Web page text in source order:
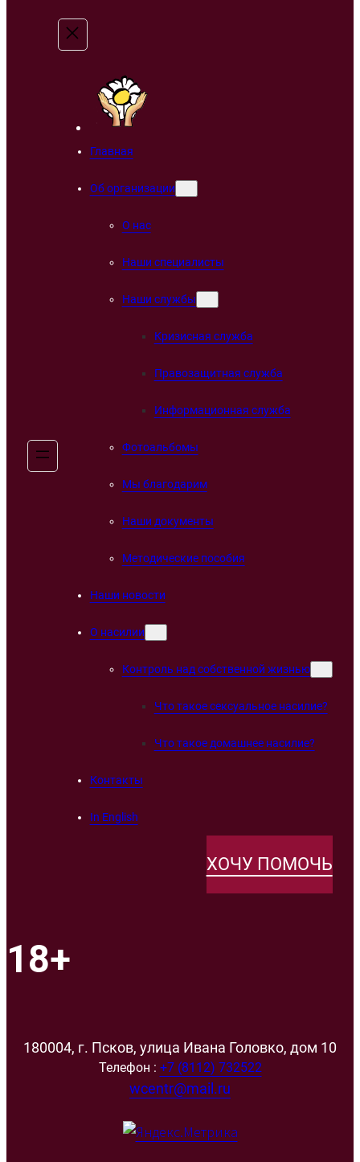
Главная
Об организации
О нас
Наши специалисты
Наши службы
Кризисная служба
Правозащитная служба
Информационная служба
Фотоальбомы
Мы благодарим
Наши документы
Методические пособия
Наши новости
О насилии
Контроль над собственной жизнью
Что такое сексуальное насилие?
Что такое домашнее насилие?
Контакты
In English
ХОЧУ ПОМОЧЬ
18+
180004, г. Псков, улица Ивана Головко, дом 10
Телефон : +7 (8112) 732522
wcentr@mail.ru